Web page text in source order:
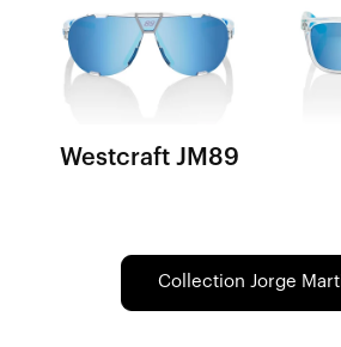
Westcraft JM89
Collection Jorge